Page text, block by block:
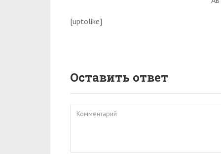
[uptolike]
Оставить ответ